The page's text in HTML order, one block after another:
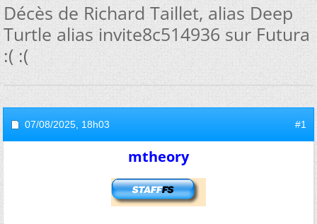
Décès de Richard Taillet, alias Deep
Turtle alias invite8c514936 sur Futura
:( :(
07/08/2025, 18h03 #1
mtheory